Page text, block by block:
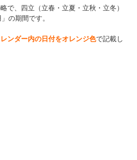
で、四立（立春・立夏・立秋・立冬）
の期間です。
ンダー内の日付をオレンジ色で記載し